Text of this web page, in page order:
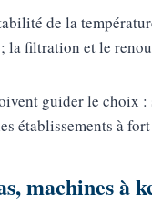
de la
la filtration et le
guider le choix
établissements à
machines à